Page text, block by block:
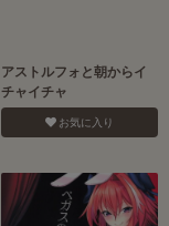
アストルフォと朝からイ
チャイチャ
お気に入り